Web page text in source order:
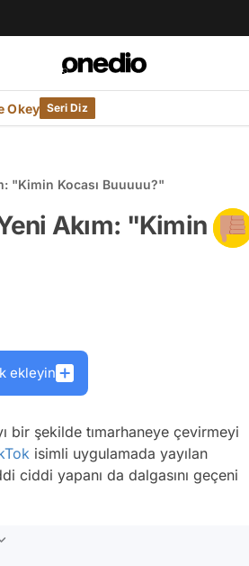
Okey Seri Diz
"Kimin Kocası Buuuuu?"
Akım: "Kimin
ekleyin
bir şekilde tımarhaneye çevirmeyi
isimli uygulamada yayılan
ciddi yapanı da dalgasını geçeni